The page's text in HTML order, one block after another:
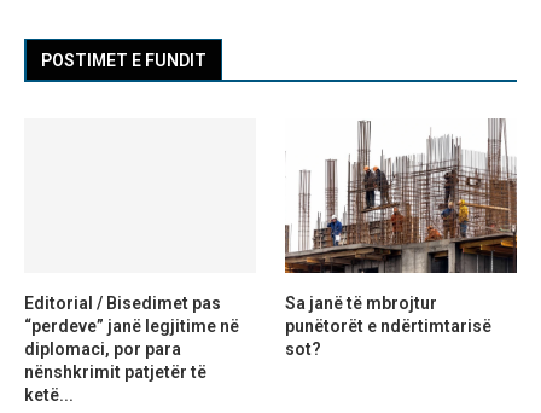
POSTIMET E FUNDIT
Editorial / Bisedimet pas
“perdeve” janë legjitime në
diplomaci, por para
nënshkrimit patjetër të
ketë...
Sa janë të mbrojtur
punëtorët e ndërtimtarisë
sot?